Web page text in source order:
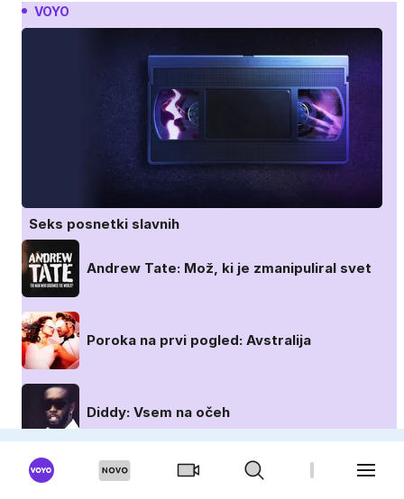
VOYO
Seks posnetki slavnih
Andrew Tate: Mož, ki je zmanipuliral svet
Poroka na prvi pogled: Avstralija
Diddy: Vsem na očeh